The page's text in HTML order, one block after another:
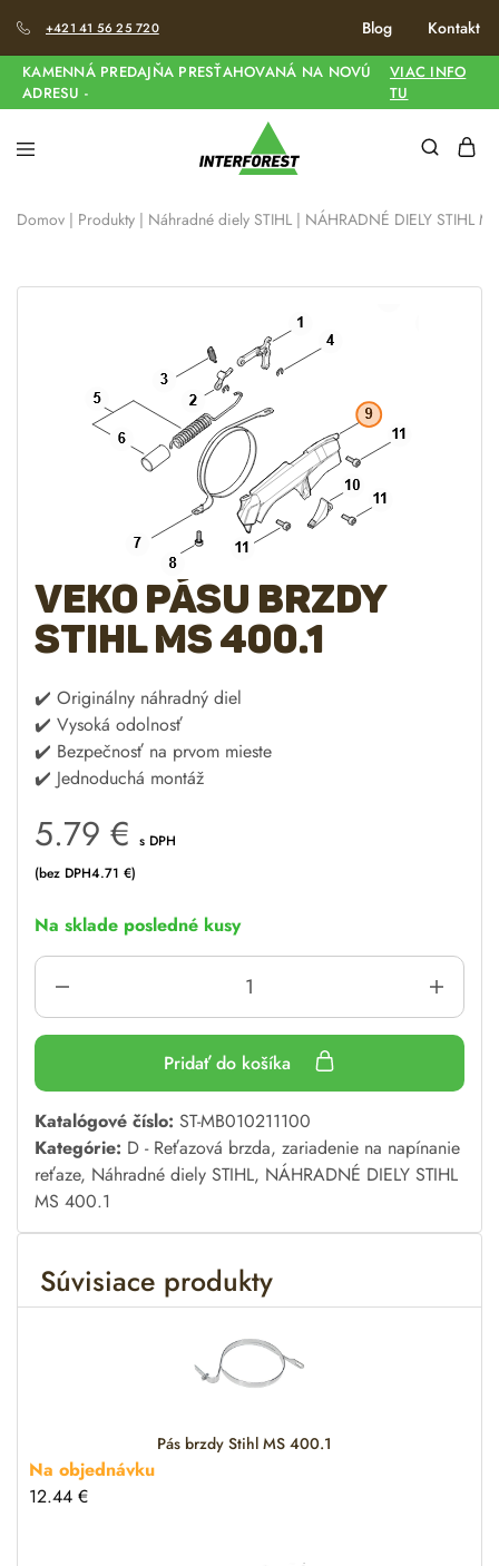
+421 41 56 25 720 Blog Kontakt
KAMENNÁ PREDAJŇA PRESŤAHOVANÁ NA NOVÚ
ADRESU -
VIAC INFO
TU
Domov | Produkty | Náhradné diely STIHL | NÁHRADNÉ DIELY STIHL
Veko Pásu brzdy
Stihl MS 400.1
✔️ Originálny náhradný diel
✔️ Vysoká odolnosť
✔️ Bezpečnosť na prvom mieste
✔️ Jednoduchá montáž
5.79 € s DPH
(bez DPH4.71 €)
Na sklade posledné kusy
Pridať do košíka
A
l
t
e
r
a
t
Katalógové číslo: ST-MB010211100
Kategórie: D - Reťazová brzda, zariadenie na napínanie
reťaze, Náhradné diely STIHL, NÁHRADNÉ DIELY STIHL
MS 400.1
Súvisiace produkty
Pás brzdy Stihl MS 400.1
Na objednávku
12.44 €